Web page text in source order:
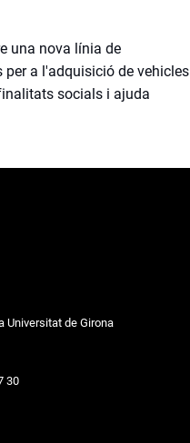
una nova línia de
per a l'adquisició de vehicles
socials i ajuda
Universitat de Girona
30